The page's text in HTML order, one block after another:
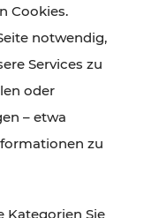
– viele
und Fahrplan-
erreichbar.
Cookies.
notwendig,
Services zu
oder
– etwa
zu
Kategorien Sie